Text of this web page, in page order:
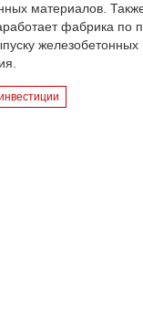
материалов.
фабрика по